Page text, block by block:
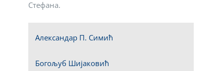
Стефана.
Александар П. Симић
Богољуб Шијаковић